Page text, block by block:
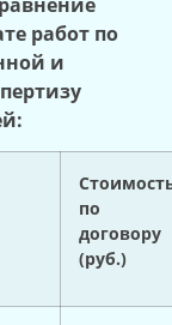
работ по
и
по
договору
(руб.)